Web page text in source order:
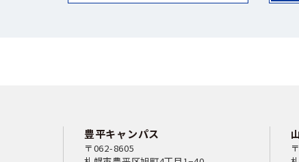
豊平キャンパス
〒062-8605